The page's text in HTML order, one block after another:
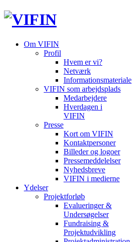
Om VIFIN
Profil
Hvem er vi?
Netværk
Informationsmateriale
VIFIN som arbejdsplads
Medarbejdere
Hverdagen i
VIFIN
Presse
Kort om VIFIN
Kontaktpersoner
Billeder og logoer
Pressemeddelelser
Nyhedsbreve
VIFIN i medierne
Ydelser
Projektforløb
Evalueringer &
Undersøgelser
Fundraising &
Projektudvikling